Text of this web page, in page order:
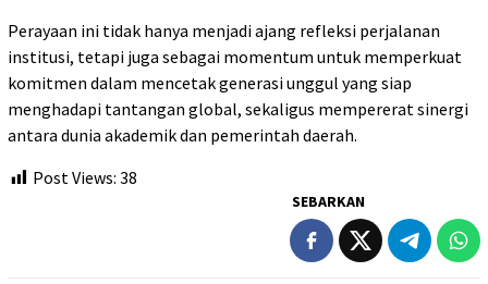
Perayaan ini tidak hanya menjadi ajang refleksi perjalanan
institusi, tetapi juga sebagai momentum untuk memperkuat
komitmen dalam mencetak generasi unggul yang siap
menghadapi tantangan global, sekaligus mempererat sinergi
antara dunia akademik dan pemerintah daerah.
Post Views: 38
SEBARKAN